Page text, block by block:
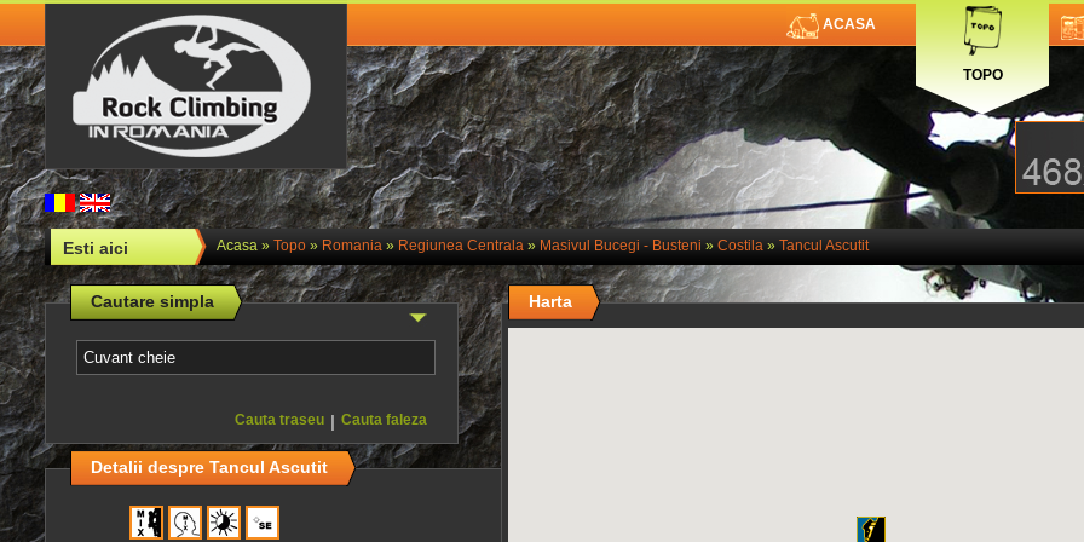
TOPO
ACASA
Esti aici Acasa» Topo» Romania» Regiunea Centrala» Masivul Bucegi - Busteni » Costila» Tancul Ascutit
Cautare simpla
Cauta faleza
|
Cauta traseu
Harta
Detalii despre Tancul Ascutit